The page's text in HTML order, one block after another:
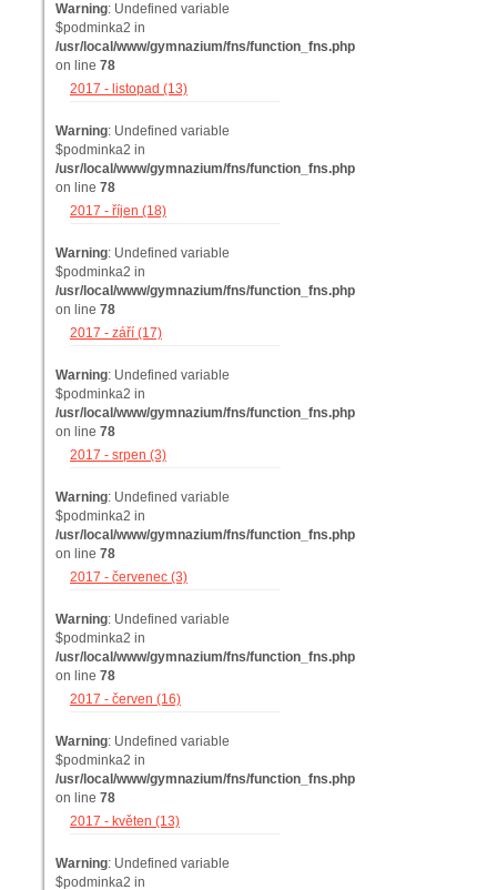
Warning: Undefined variable
$podminka2 in
/usr/local/www/gymnazium/fns/function_fns.php
on line 78
2017 - listopad (13)
Warning: Undefined variable
$podminka2 in
/usr/local/www/gymnazium/fns/function_fns.php
on line 78
2017 - říjen (18)
Warning: Undefined variable
$podminka2 in
/usr/local/www/gymnazium/fns/function_fns.php
on line 78
2017 - září (17)
Warning: Undefined variable
$podminka2 in
/usr/local/www/gymnazium/fns/function_fns.php
on line 78
2017 - srpen (3)
Warning: Undefined variable
$podminka2 in
/usr/local/www/gymnazium/fns/function_fns.php
on line 78
2017 - červenec (3)
Warning: Undefined variable
$podminka2 in
/usr/local/www/gymnazium/fns/function_fns.php
on line 78
2017 - červen (16)
Warning: Undefined variable
$podminka2 in
/usr/local/www/gymnazium/fns/function_fns.php
on line 78
2017 - květen (13)
Warning: Undefined variable
$podminka2 in